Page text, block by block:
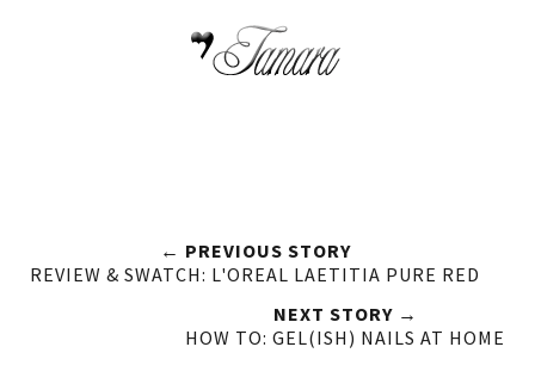
← PREVIOUS STORY
REVIEW & SWATCH: L'OREAL LAETITIA PURE RED
NEXT STORY →
HOW TO: GEL(ISH) NAILS AT HOME